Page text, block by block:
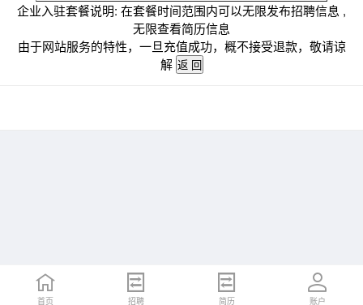
企业入驻套餐说明: 在套餐时间范围内可以无限发布招聘信息 ,
无限查看简历信息
由于网站服务的特性，一旦充值成功，概不接受退款，敬请谅
解
首页 招聘 简历 账户